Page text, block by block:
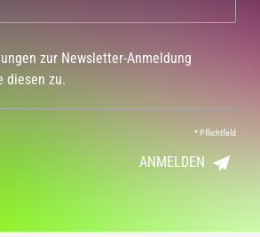
zur Newsletter-Anmeldung
diesen zu.
*Pflichtfeld
ANMELDEN